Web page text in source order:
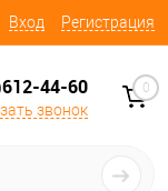
Вход Регистрация
44-60
звонок
0